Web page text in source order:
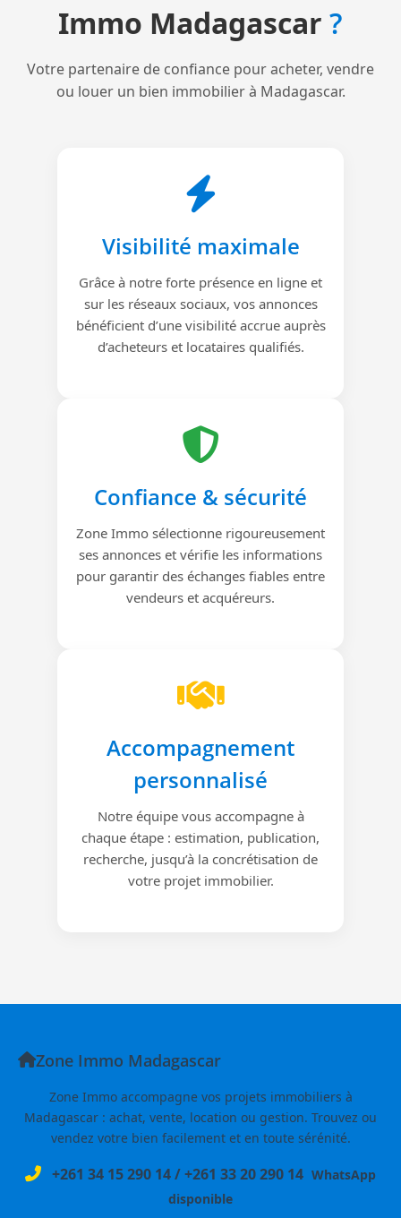
Immo Madagascar ?
Votre partenaire de confiance pour acheter, vendre
ou louer un bien immobilier à Madagascar.
Visibilité maximale
Grâce à notre forte présence en ligne et
sur les réseaux sociaux, vos annonces
bénéficient d’une visibilité accrue auprès
d’acheteurs et locataires qualifiés.
Confiance & sécurité
Zone Immo sélectionne rigoureusement
ses annonces et vérifie les informations
pour garantir des échanges fiables entre
vendeurs et acquéreurs.
Accompagnement
personnalisé
Notre équipe vous accompagne à
chaque étape : estimation, publication,
recherche, jusqu’à la concrétisation de
votre projet immobilier.
Zone Immo Madagascar
Zone Immo accompagne vos projets immobiliers à
Madagascar : achat, vente, location ou gestion. Trouvez ou
vendez votre bien facilement et en toute sérénité.
+261 34 15 290 14/+261 33 20 290 14 WhatsApp
disponible